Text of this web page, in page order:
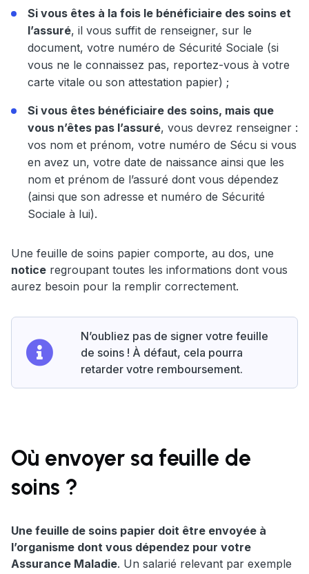
Si vous êtes à la fois le bénéficiaire des soins et
l’assuré, il vous suffit de renseigner, sur le
document, votre numéro de Sécurité Sociale (si
vous ne le connaissez pas, reportez-vous à votre
carte vitale ou son attestation papier) ;
Si vous êtes bénéficiaire des soins, mais que
vous n’êtes pas l’assuré, vous devrez renseigner :
vos nom et prénom, votre numéro de Sécu si vous
en avez un, votre date de naissance ainsi que les
nom et prénom de l’assuré dont vous dépendez
(ainsi que son adresse et numéro de Sécurité
Sociale à lui).
Une feuille de soins papier comporte, au dos, une
notice regroupant toutes les informations dont vous
aurez besoin pour la remplir correctement.
N’oubliez pas de signer votre feuille
de soins ! À défaut, cela pourra
retarder votre remboursement.
Où envoyer sa feuille de
soins ?
Une feuille de soins papier doit être envoyée à
l’organisme dont vous dépendez pour votre
Assurance Maladie. Un salarié relevant par exemple